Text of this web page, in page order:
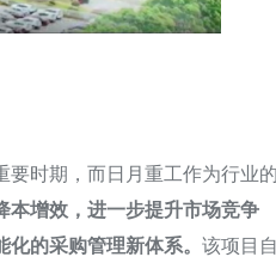
要时期，而日月重工作为行业
本增效，进一步提升市场竞争
的采购管理新体系。 该项目